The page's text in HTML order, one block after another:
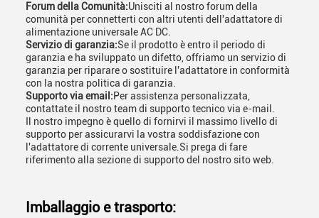
Forum della Comunità:Unisciti al nostro forum della
comunità per connetterti con altri utenti dell'adattatore di
alimentazione universale AC DC.
Servizio di garanzia:Se il prodotto è entro il periodo di
garanzia e ha sviluppato un difetto, offriamo un servizio di
garanzia per riparare o sostituire l'adattatore in conformità
con la nostra politica di garanzia.
Supporto via email:Per assistenza personalizzata,
contattate il nostro team di supporto tecnico via e-mail.
Il nostro impegno è quello di fornirvi il massimo livello di
supporto per assicurarvi la vostra soddisfazione con
l'adattatore di corrente universale.Si prega di fare
riferimento alla sezione di supporto del nostro sito web.
Imballaggio e trasporto: